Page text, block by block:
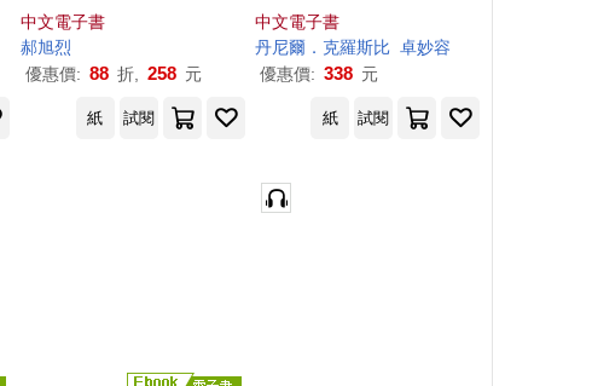
中文電子書
郝旭烈
優惠價: 88 折, 258 元
務思維，你的必備決策
力」】：行為金融學家教
你洞悉人性的致富心態 (電
中文電子書
丹尼爾．克羅斯比 卓妙容
優惠價: 338 元
紙 試閱 紙 試閱